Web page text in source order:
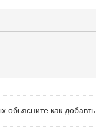
обьясните как